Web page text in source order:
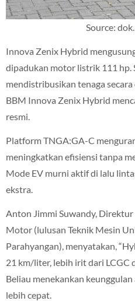
Source:
Innova Zenix Hybrid
dipadukan motor listrik 111 hp.
mendistribusikan tenaga
BBM Innova Zenix Hybrid
resmi.
Platform TNGA:GA-C
meningkatkan efisiensi tanpa
Mode EV murni aktif di lalu
ekstra.
Anton Jimmi Suwandy, Direktur
Motor (lulusan Teknik Mesin
Parahyangan), menyatakan,
21 km/liter, lebih irit dari LCGC
Beliau menekankan
lebih cepat.